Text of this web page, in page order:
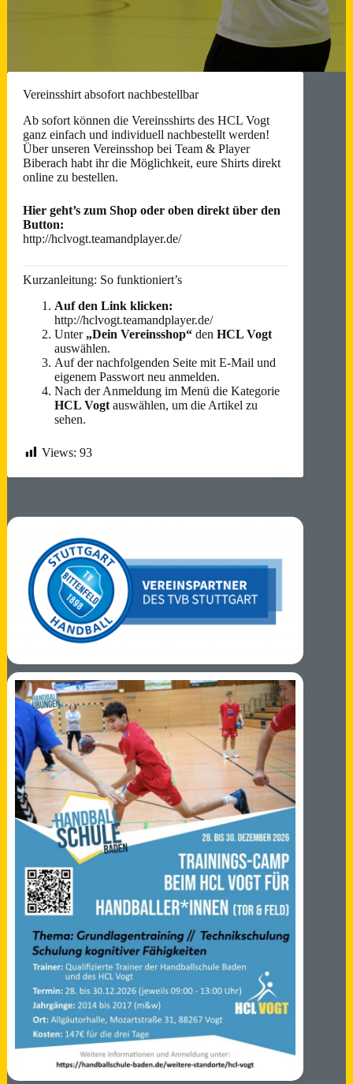
Vereinsshirt absofort nachbestellbar
Ab sofort können die Vereinsshirts des HCL Vogt
ganz einfach und individuell nachbestellt werden!
Über unseren Vereinsshop bei Team & Player
Biberach habt ihr die Möglichkeit, eure Shirts direkt
online zu bestellen.
Hier geht’s zum Shop oder oben direkt über den
Button:
http://hclvogt.teamandplayer.de/
Kurzanleitung: So funktioniert’s
Auf den Link klicken:
http://hclvogt.teamandplayer.de/
Unter „Dein Vereinsshop“ den HCL Vogt
auswählen.
Auf der nachfolgenden Seite mit E-Mail und
eigenem Passwort neu anmelden.
Nach der Anmeldung im Menü die Kategorie
HCL Vogt auswählen, um die Artikel zu
sehen.
Views: 93